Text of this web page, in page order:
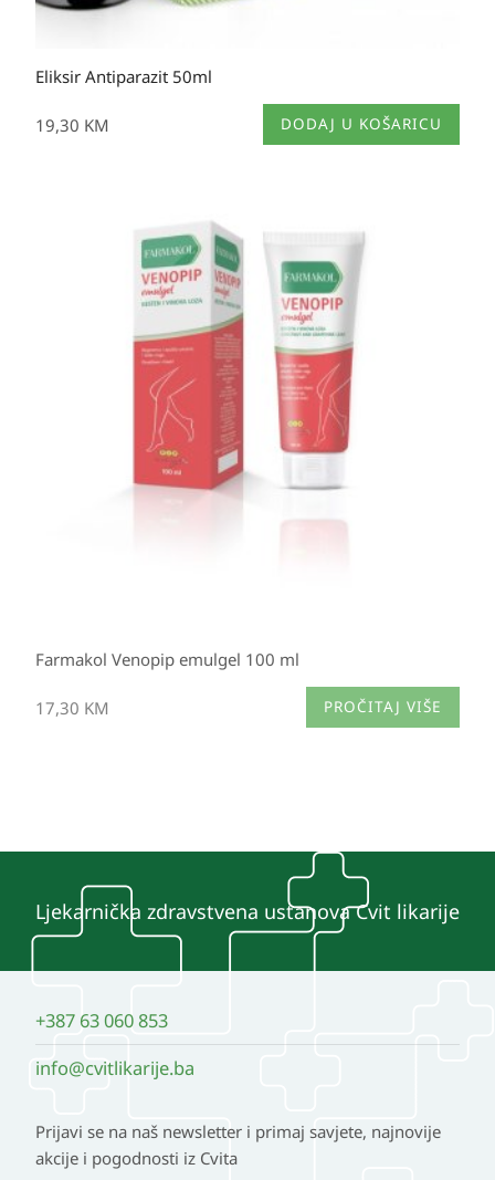
Eliksir Antiparazit 50ml
19,30 KM DODAJ U KOŠARICU
Farmakol Venopip emulgel 100 ml
17,30 KM PROČITAJ VIŠE
Ljekarnička zdravstvena ustanova Cvit likarije
+387 63 060 853
info@cvitlikarije.ba
Prijavi se na naš newsletter i primaj savjete, najnovije
akcije i pogodnosti iz Cvita